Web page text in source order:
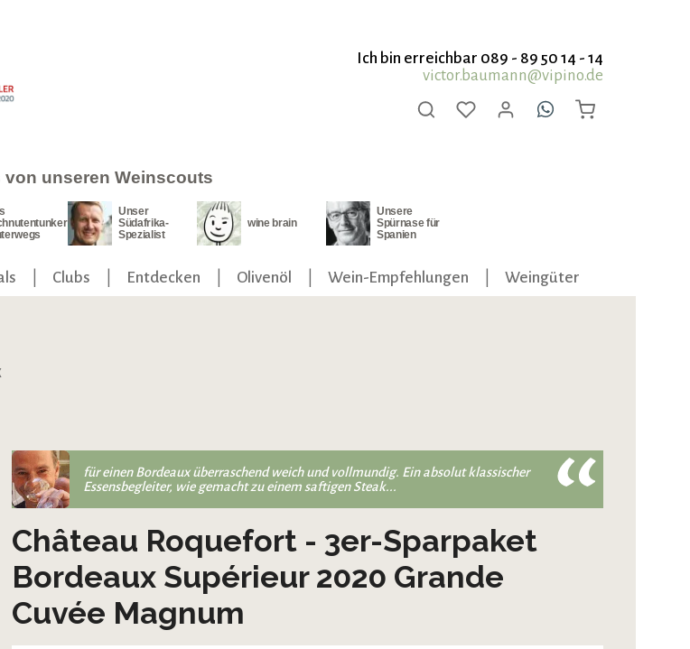
Ich bin erreichbar 089 - 89 50 14 - 14
victor.baumann@vipino.de
von unseren Weinscouts
Unser
Südafrika-
Spezialist
wine brain
Unsere
Spürnase für
Spanien
Clubs Entdecken Olivenöl Wein-Empfehlungen Weingüter
für einen Bordeaux überraschend weich und vollmundig. Ein absolut klassischer
Essensbegleiter, wie gemacht zu einem saftigen Steak...
Château Roquefort - 3er-Sparpaket
Bordeaux Supérieur 2020 Grande
Cuvée Magnum